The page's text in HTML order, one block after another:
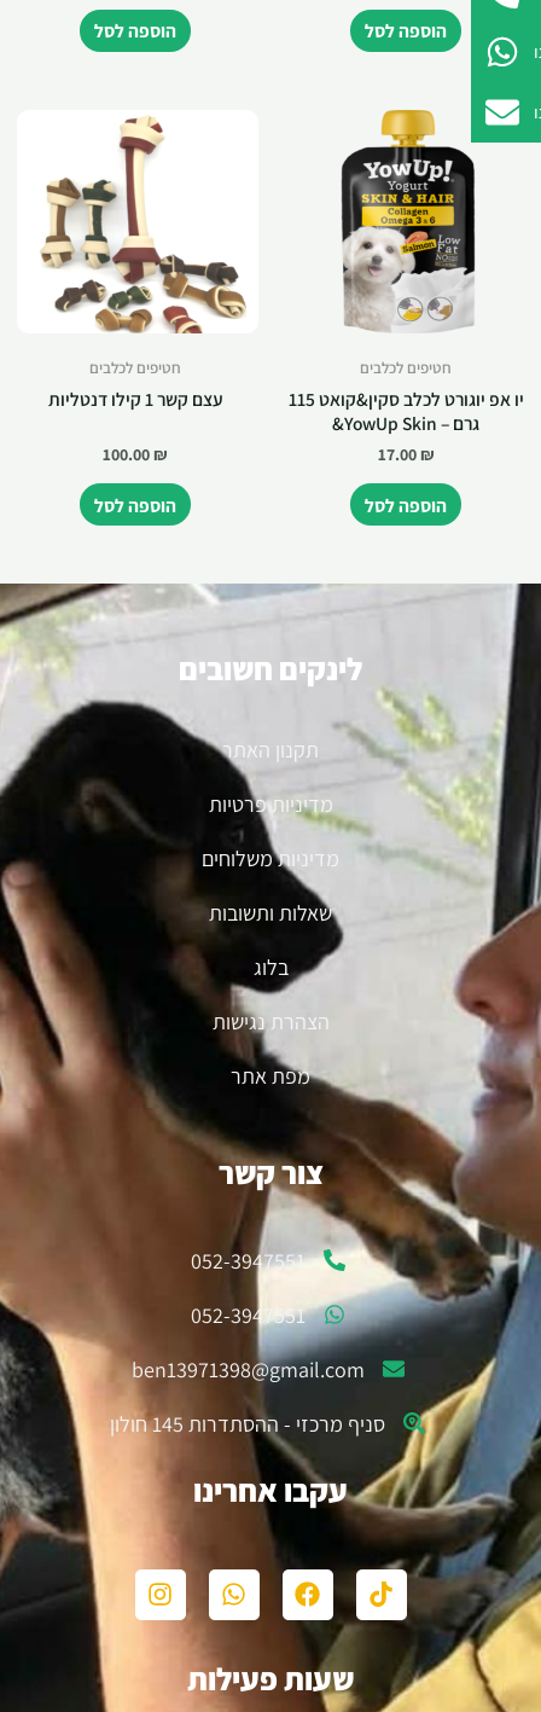
הוספה לסל הוספה לסל
חטיפים לכלבים
יו אפ יוגורט לכלב סקין&קואט 115
גרם – YowUp Skin&
17.00₪
הוספה לסל
חטיפים לכלבים
עצם קשר 1 קילו דנטליות
100.00₪
הוספה לסל
צור קשר
052-3947551
052-3947551
ben13971398@gmail.com
סניף מרכזי - ההסתדרות 145 חולון
עקבו אחרינו
שעות פעילות
לינקים חשובים
תקנון האתר
מדיניות פרטיות
מדיניות משלוחים
שאלות ותשובות
בלוג
הצהרת נגישות
מפת אתר